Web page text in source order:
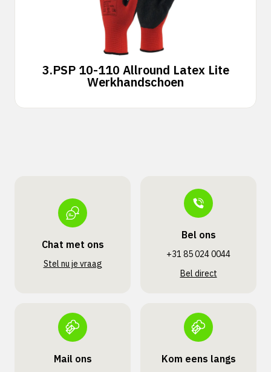
3.PSP 10-110 Allround Latex Lite
Werkhandschoen
Chat met ons
Stel nu je vraag
Bel ons
+31 85 024 0044
Bel direct
Mail ons Kom eens langs